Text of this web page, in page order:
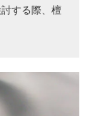
する際、檀